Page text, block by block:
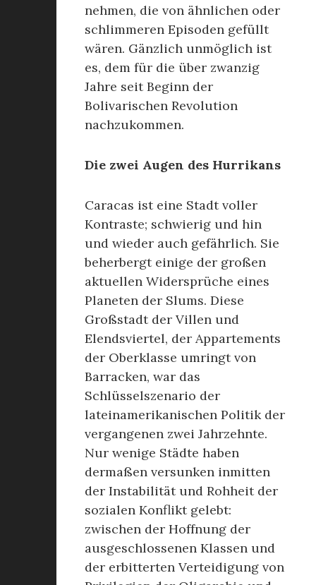
nehmen, die von ähnlichen oder
schlimmeren Episoden gefüllt
wären. Gänzlich unmöglich ist
es, dem für die über zwanzig
Jahre seit Beginn der
Bolivarischen Revolution
nachzukommen.
Die zwei Augen des Hurrikans
Caracas ist eine Stadt voller
Kontraste; schwierig und hin
und wieder auch gefährlich. Sie
beherbergt einige der großen
aktuellen Widersprüche eines
Planeten der Slums. Diese
Großstadt der Villen und
Elendsviertel, der Appartements
der Oberklasse umringt von
Barracken, war das
Schlüsselszenario der
lateinamerikanischen Politik der
vergangenen zwei Jahrzehnte.
Nur wenige Städte haben
dermaßen versunken inmitten
der Instabilität und Rohheit der
sozialen Konflikt gelebt:
zwischen der Hoffnung der
ausgeschlossenen Klassen und
der erbitterten Verteidigung von